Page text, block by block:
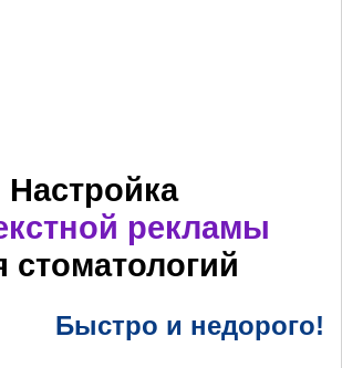
Настройка
рекламы
стоматологий
Быстро и недорого!